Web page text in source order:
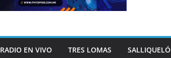
RADIO EN VIVO TRES LOMAS SALLIQUELÓ